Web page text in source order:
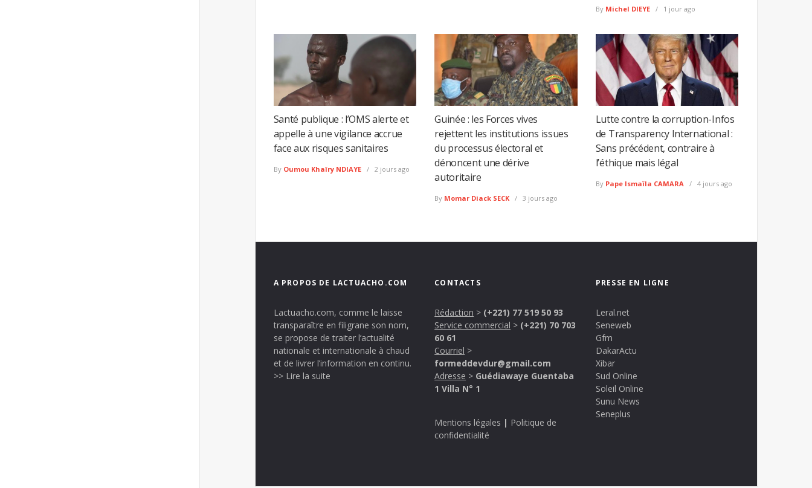
By Michel DIEYE 1 jour ago
Santé publique : l’OMS alerte et
appelle à une vigilance accrue
face aux risques sanitaires
By Oumou Khaïry NDIAYE 2 jours ago
Guinée : les Forces vives
rejettent les institutions issues
du processus électoral et
dénoncent une dérive
autoritaire
By Momar Diack SECK 3 jours ago
Lutte contre la corruption-Infos
de Transparency International :
Sans précédent, contraire à
l’éthique mais légal
By Pape Ismaïla CAMARA 4 jours ago
A PROPOS DE LACTUACHO.COM
Lactuacho.com, comme le laisse
transparaître en filigrane son nom,
se propose de traiter l’actualité
nationale et internationale à chaud
et de livrer l’information en continu.
>> Lire la suite
CONTACTS
Rédaction > (+221) 77 519 50 93
Service commercial > (+221) 70 703
60 61
Courriel >
formeddevdur@gmail.com
Adresse > Guédiawaye Guentaba
1 Villa N° 1
Mentions légales | Politique de
confidentialité
PRESSE EN LIGNE
Leral.net
Seneweb
Gfm
DakarActu
Xibar
Sud Online
Soleil Online
Sunu News
Seneplus